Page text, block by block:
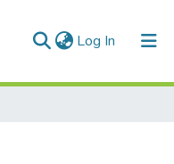
Log In (current)